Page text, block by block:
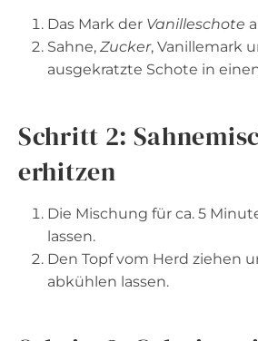
Das Mark der Vanilleschote
Sahne, Zucker, Vanillemark
ausgekratzte Schote in
Schritt 2:
erhitzen
Die Mischung für ca. 5
lassen.
Den Topf vom Herd ziehen
abkühlen lassen.